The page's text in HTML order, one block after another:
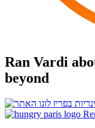
Ran Vardi
beyond